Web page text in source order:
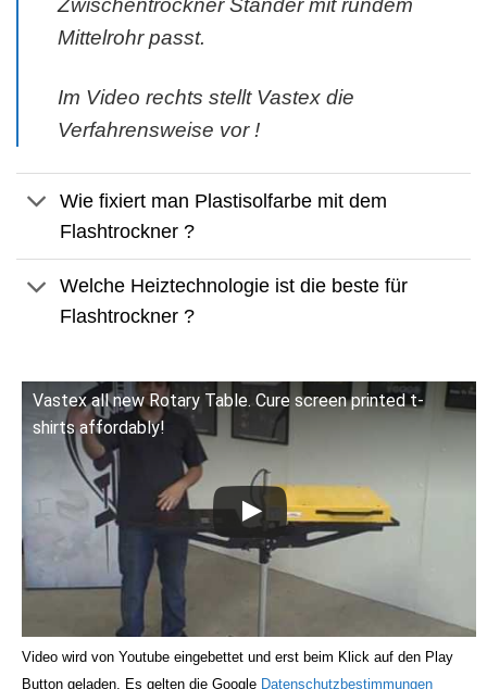
Mittelrohr passt.
Im Video rechts stellt Vastex die
Verfahrensweise vor !
Wie fixiert man Plastisolfarbe mit dem
Flashtrockner ?
Welche Heiztechnologie ist die beste für
Flashtrockner ?
Vastex all new Rotary Table. Cure screen printed t-
shirts affordably!
Video wird von Youtube eingebettet und erst beim Klick auf den Play
Button geladen. Es gelten die Google Datenschutzbestimmungen